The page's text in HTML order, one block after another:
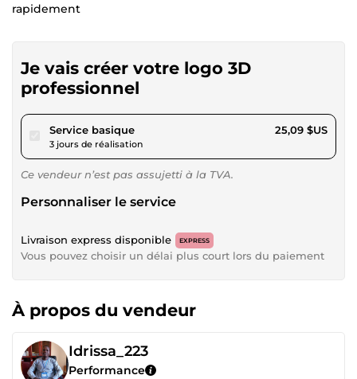
rapidement
Je vais créer votre logo 3D
professionnel
Service basiquepour 23,12 $US
3 jours de réalisation
25,09 $US
Ce vendeur n’est pas assujetti à la TVA.
Personnaliser le service
Livraison express disponible EXPRESS
Vous pouvez choisir un délai plus court lors du paiement
À propos du vendeur
Idrissa_223
Performance